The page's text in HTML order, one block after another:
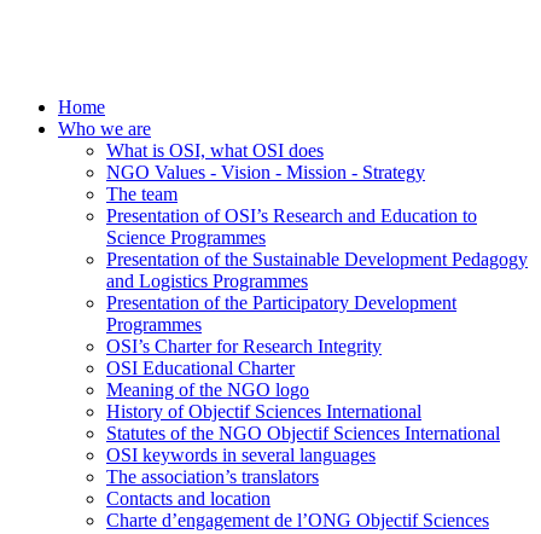
Home
Who we are
What is OSI, what OSI does
NGO Values - Vision - Mission - Strategy
The team
Presentation of OSI’s Research and Education to
Science Programmes
Presentation of the Sustainable Development Pedagogy
and Logistics Programmes
Presentation of the Participatory Development
Programmes
OSI’s Charter for Research Integrity
OSI Educational Charter
Meaning of the NGO logo
History of Objectif Sciences International
Statutes of the NGO Objectif Sciences International
OSI keywords in several languages
The association’s translators
Contacts and location
Charte d’engagement de l’ONG Objectif Sciences